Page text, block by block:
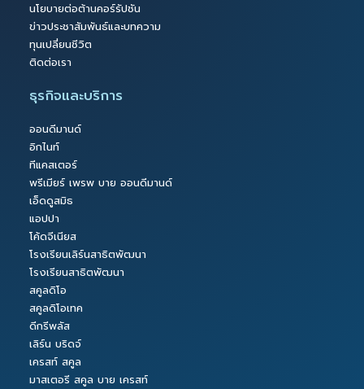
นโยบายต่อต้านคอร์รัปชัน
ข่าวประชาสัมพันธ์และบทความ
ทุนเปลี่ยนชีวิต
ติดต่อเรา
ธุรกิจและบริการ
ออนดีมานด์
อิกไนท์
ทีแคสเตอร์
พรีเมียร์ เพรพ บาย ออนดีมานด์
เอ็ดดูสมิธ
แอปปา
โค้ดจีเนียส
โรงเรียนเลิร์นสาธิตพัฒนา
โรงเรียนสาธิตพัฒนา
สคูลดิโอ
สคูลดิโอเทค
ดีกรีพลัส
เลิร์น บริดจ์
เครสท์ สคูล
มาสเตอรี สคูล บาย เครสท์